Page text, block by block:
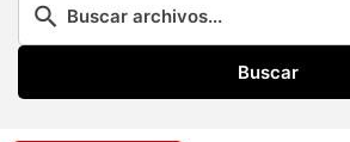
Buscar